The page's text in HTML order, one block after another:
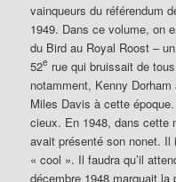
vainqueurs du référendum
1949. Dans ce volume, on
du Bird au Royal Roost –
52e rue qui bruissait de
notamment, Kenny
Miles Davis à cette
cieux. En 1948, dans cette
avait présenté son nonet.
« cool ». Il faudra qu’il
décembre 1948 marquait la